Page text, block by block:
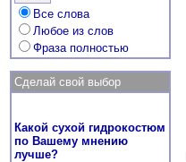
Все слова
Любое из слов
Фраза полностью
Сделай свой выбор
Какой сухой гидрокостюм
по Вашему мнению
лучше?